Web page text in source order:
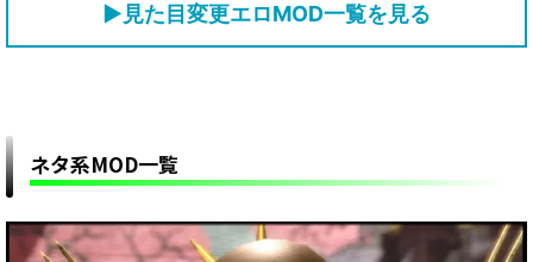
▶見た目変更エロMOD一覧を見る
ネタ系MOD一覧